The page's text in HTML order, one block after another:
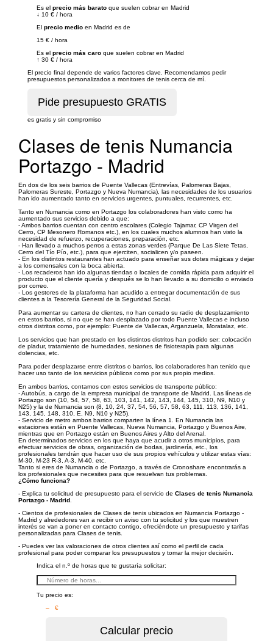
Es el precio más barato que suelen cobrar en Madrid
↓ 10 € / hora
El precio medio en Madrid es de
15 € / hora
Es el precio más caro que suelen cobrar en Madrid
↑ 30 € / hora
El precio final depende de varios factores clave. Recomendamos pedir
presupuestos personalizados a monitores de tenis cerca de mí.
es gratis y sin compromiso
Clases de tenis Numancia
Portazgo - Madrid
En dos de los seis barrios de Puente Vallecas (Entrevías, Palomeras Bajas,
Palomeras Sureste, Portazgo y Nueva Numancia), las necesidades de los usuarios
han ido aumentado tanto en servicios urgentes, puntuales, recurrentes, etc.
Tanto en Numancia como en Portazgo los colaboradores han visto como ha
aumentado sus servicios debido a que:
- Ambos barrios cuentan con centro escolares (Colegio Tajamar, CP Virgen del
Cerro, CP Mesonero Romanos etc.), en los cuales muchos alumnos han visto la
necesidad de refuerzo, recuperaciones, preparación, etc.
- Han llevado a muchos perros a estas zonas verdes (Parque De Las Siete Tetas,
Cerro del Tío Pío, etc.), para que ejerciten, socialicen y/o paseen.
- En los distintos restaurantes han actuado para enseñar sus dotes mágicas y dejar
a los comensales con la boca abierta.
- Los recaderos han ido algunas tiendas o locales de comida rápida para adquirir el
producto que el cliente quería y después se lo han llevado a su domicilio o enviado
por correo.
- Los gestores de la plataforma han acudido a entregar documentación de sus
clientes a la Tesorería General de la Seguridad Social.
Para aumentar su cartera de clientes, no han cerrado su radio de desplazamiento
en estos barrios, si no que se han desplazado por todo Puente Vallecas e incluso
otros distritos como, por ejemplo: Puente de Vallecas, Arganzuela, Moratalaz, etc.
Los servicios que han prestado en los distintos distritos han podido ser: colocación
de pladur, tratamiento de humedades, sesiones de fisioterapia para algunas
dolencias, etc.
Para poder desplazarse entre distritos o barrios, los colaboradores han tenido que
hacer uso tanto de los servicios públicos como por sus propio medios.
En ambos barrios, contamos con estos servicios de transporte público:
- Autobús, a cargo de la empresa municipal de transporte de Madrid. Las líneas de
Portazgo son (10, 54, 57, 58, 63, 103, 141, 142, 143, 144, 145, 310, N9, N10 y
N25) y la de Numancia son (8, 10, 24, 37, 54, 56, 57, 58, 63, 111, 113, 136, 141,
143, 145, 148, 310, E, N9, N10 y N25).
- Servicio de metro ambos barrios comparten la línea 1. En Numancia las
estaciones están en Puente Vallecas, Nueva Numancia, Portazgo y Buenos Aire,
mientras que en Portazgo están en Buenos Aires y Alto del Arenal.
En determinados servicios en los que haya que acudir a otros municipios, para
efectuar servicios de obras, organización de bodas, jardinería, etc., los
profesionales tendrán que hacer uso de sus propios vehículos y utilizar estas vías:
M-30, M-23 R-3, A-3, M-40, etc.
Tanto si eres de Numancia o de Portazgo, a través de Cronoshare encontrarás a
los profesionales que necesites para que resuelvan tus problemas.
¿Cómo funciona?
- Explica tu solicitud de presupuesto para el servicio de Clases de tenis Numancia
Portazgo - Madrid
- Cientos de profesionales de Clases de tenis ubicados en Numancia Portazgo -
Madrid y alrededores van a recibir un aviso con tu solicitud y los que muestren
interés se van a poner en contacto contigo, ofreciéndote un presupuesto y tarifas
personalizadas para Clases de tenis.
- Puedes ver las valoraciones de otros clientes así como el perfil de cada
profesional para poder comparar los presupuestos y tomar la mejor decisión.
Indica el n.º de horas que te gustaría solicitar:
Tu precio es:
– €